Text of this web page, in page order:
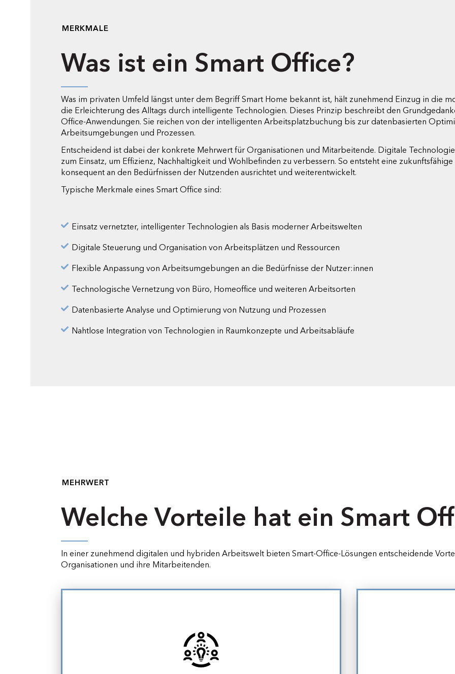
MERKMALE
Was ist ein Smart Office?
Was im privaten Umfeld längst unter dem Begriff Smart Home bekannt ist, hält zunehmend Einzug in die
die Erleichterung des Alltags durch intelligente Technologien. Dieses Prinzip beschreibt den
Office-Anwendungen. Sie reichen von der intelligenten Arbeitsplatzbuchung bis zur datenbasierten
Arbeitsumgebungen und Prozessen.
Entscheidend ist dabei der konkrete Mehrwert für Organisationen und Mitarbeitende. Digitale
zum Einsatz, um Effizienz, Nachhaltigkeit und Wohlbefinden zu verbessern. So entsteht eine
konsequent an den Bedürfnissen der Nutzenden ausrichtet und weiterentwickelt.
Typische Merkmale eines Smart Office sind:
Einsatz vernetzter, intelligenter Technologien als Basis moderner Arbeitswelten
Digitale Steuerung und Organisation von Arbeitsplätzen und Ressourcen
Flexible Anpassung von Arbeitsumgebungen an die Bedürfnisse der Nutzer:innen
Technologische Vernetzung von Büro, Homeoffice und weiteren Arbeitsorten
Datenbasierte Analyse und Optimierung von Nutzung und Prozessen
Nahtlose Integration von Technologien in Raumkonzepte und Arbeitsabläufe
MEHRWERT
Welche Vorteile hat ein Smart
In einer zunehmend digitalen und hybriden Arbeitswelt bieten Smart-Office-Lösungen entscheidende
Organisationen und ihre Mitarbeitenden.